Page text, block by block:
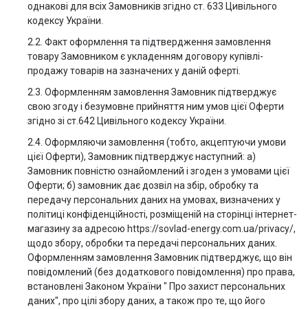
однакові для всіх Замовників згідно ст. 633 Цивільного
кодексу України.
2.2. Факт оформлення та підтвердження замовлення
товару Замовником є укладенням договору купівлі-
продажу товарів на зазначених у даній оферті.
2.3. Оформленням замовлення Замовник підтверджує
свою згоду і безумовне прийняття ним умов цієї Оферти
згідно зі ст.642 Цивільного кодексу України.
2.4. Оформляючи замовлення (тобто, акцептуючи умови
цієї Оферти), Замовник підтверджує наступний: а)
Замовник повністю ознайомлений і згоден з умовами цієї
Оферти; б) замовник дає дозвіл на збір, обробку та
передачу персональних даних на умовах, визначених у
політиці конфіденційності, розміщеній на сторінці інтернет-
магазину за адресою https://sovlad-energy.com.ua/privacy/,
щодо збору, обробки та передачі персональних даних.
Оформленням замовлення Замовник підтверджує, що він
повідомлений (без додаткового повідомлення) про права,
встановлені Законом України " Про захист персональних
даних", про цілі збору даних, а також про те, що його